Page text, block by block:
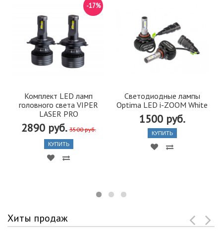
Комплект LED ламп
головного света VIPER
LASER PRO
2890 руб. 3500 руб.
-17%
КУПИТЬ
Светодиодные лампы
Optima LED i-ZOOM White
1500 руб.
КУПИТЬ
Хиты продаж